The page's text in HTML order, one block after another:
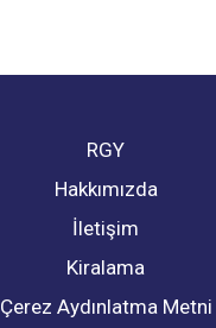
RGY
Hakkımızda
İletişim
Kiralama
Çerez Aydınlatma Metni